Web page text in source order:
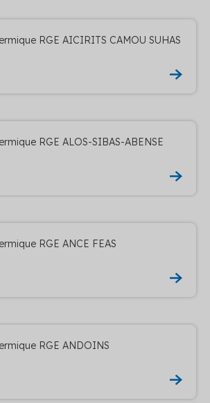
RGE AICIRITS CAMOU SUHAS
RGE ALOS-SIBAS-ABENSE
RGE ANCE FEAS
RGE ANDOINS